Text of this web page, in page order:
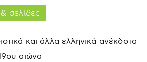
σελίδες
και άλλα ελληνικά ανέκδοτα
αιώνα